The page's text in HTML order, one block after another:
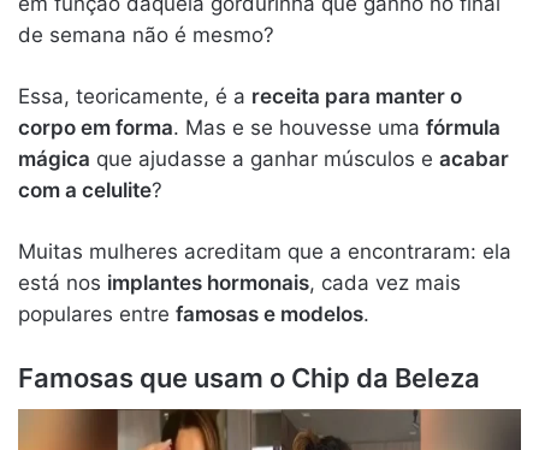
de semana não é mesmo?
Essa, teoricamente, é a receita para manter o
corpo em forma. Mas e se houvesse uma fórmula
mágica que ajudasse a ganhar músculos e acabar
com a celulite?
Muitas mulheres acreditam que a encontraram: ela
está nos implantes hormonais, cada vez mais
populares entre famosas e modelos.
Famosas que usam o Chip da Beleza